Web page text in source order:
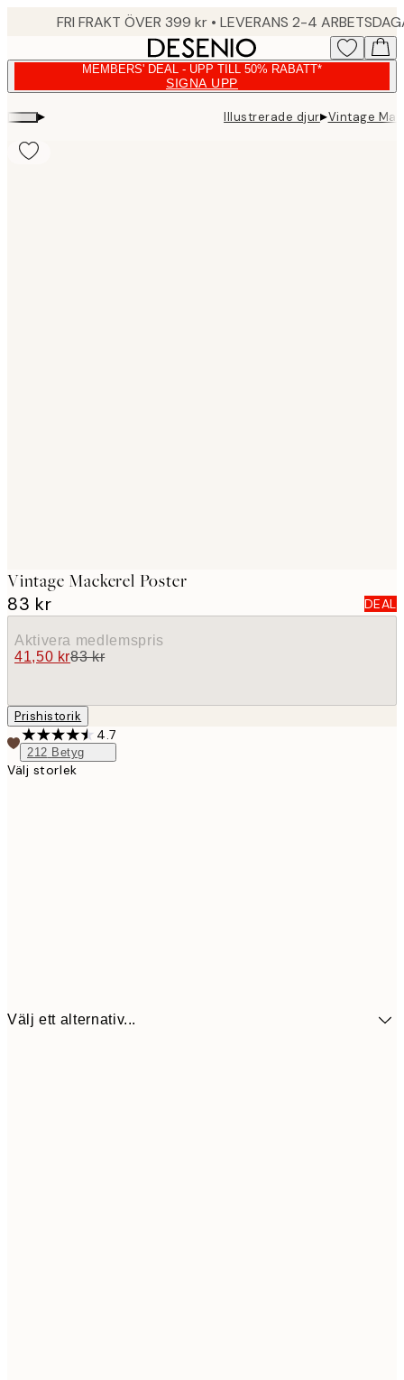
FRI FRAKT ÖVER 399 kr • LEVERANS 2-4
MEMBERS' DEAL - UPP TILL 50% RABATT*
SIGNA UPP
▸ Illustrerade djur▸Vintage
Vintage Mackerel Poster
83 kr DEAL
Aktivera medlemspris
41,50 kr83 kr
Prishistorik
4.7
212 Betyg
Välj storlek
Välj ett alternativ...